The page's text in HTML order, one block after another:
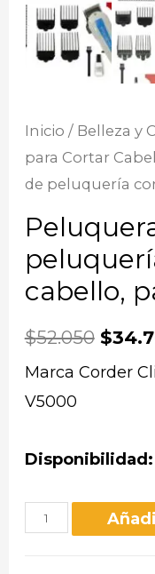
Inicio / Belleza y
para Cortar
de peluquería
cabello,
$52.050 $
Marca Corder
V5000
Disponibilidad: